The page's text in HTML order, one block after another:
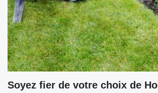
Soyez fier de votre choix de